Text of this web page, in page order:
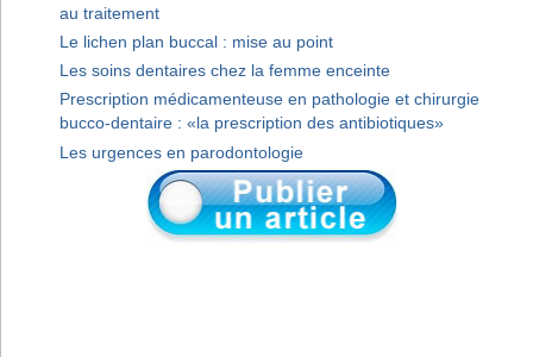
au traitement
Le lichen plan buccal : mise au point
Les soins dentaires chez la femme enceinte
Prescription médicamenteuse en pathologie et chirurgie
bucco-dentaire : «la prescription des antibiotiques»
Les urgences en parodontologie